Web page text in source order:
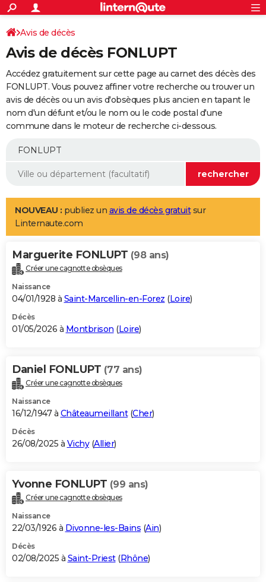
ACTUALITÉS
Politique
Société
Faits Divers
Education
Monde
Villes
+
SPORT
Coupe du monde 2026
Football
Tennis
Cyclisme
Rugby
Forum
Programme TV
TNT
Streaming
Cinéma
Sorties cinéma
Musique
+
FINANCE
Retraite
Epargne
Immobilier
Risques naturels par ville
Banque
Assurance
AUTO
Essais
Réserver un essai
Citadines
Berlines
SUV
Forum auto
+
Mobiles
Meilleur smartphone
Internet
Ordinateurs
Jeux vidéo
Guide high-tech
Aménagement intérieur
LIFESTYLE
Art de vivre
Bien-être
Loisirs
Mode
Modes de vie
Alimentation
Guide de la santé
Maladies
Médicaments
Sommeil
VOYAGE
Destinations
City break
Voyage nature
Voyage de noces
Forum
Climat
+PHOTO
GUIDES D'ACHAT
BONS PLANS
Carte de Noël
Carte Bonne année
Carte Saint-Valentin
Carte Pâques
Carte d'anniversaire
DICTIONNAIRE
Dictionnaire
Biographies
Citations
Expressions
Proverbes
PROGRAMME TV
S'inscrire
Se connecter
Lycées
Collèges
Primaires
Universités
Entreprises
Service militaire
Avis de recherche
AVIS DE DÉCÈS
Bricolage
Lifestyle
Culture
Sport
Auto
Television
Voyage
Cinema
Avis de décès
Avis de décès FONLUPT
Accédez gratuitement sur cette page au carnet des décès des
FONLUPT. Vous pouvez affiner votre recherche ou trouver un
avis de décès ou un avis d'obsèques plus ancien en tapant le
nom d'un défunt et/ou le nom ou le code postal d'une
commune dans le moteur de recherche ci-dessous.
NOUVEAU : publiez un avis de décès gratuitsur
Linternaute.com
Marguerite FONLUPT (98 ans)
Créer une cagnotte obsèques
Naissance
04/01/1928 à Saint-Marcellin-en-Forez (Loire)
Décès
01/05/2026 à Montbrison (Loire)
Daniel FONLUPT (77 ans)
Créer une cagnotte obsèques
Naissance
16/12/1947 à Châteaumeillant(Cher)
Décès
26/08/2025 à Vichy(Allier)
Yvonne FONLUPT (99 ans)
Créer une cagnotte obsèques
Naissance
22/03/1926 à Divonne-les-Bains (Ain)
Décès
02/08/2025 à Saint-Priest(Rhône)